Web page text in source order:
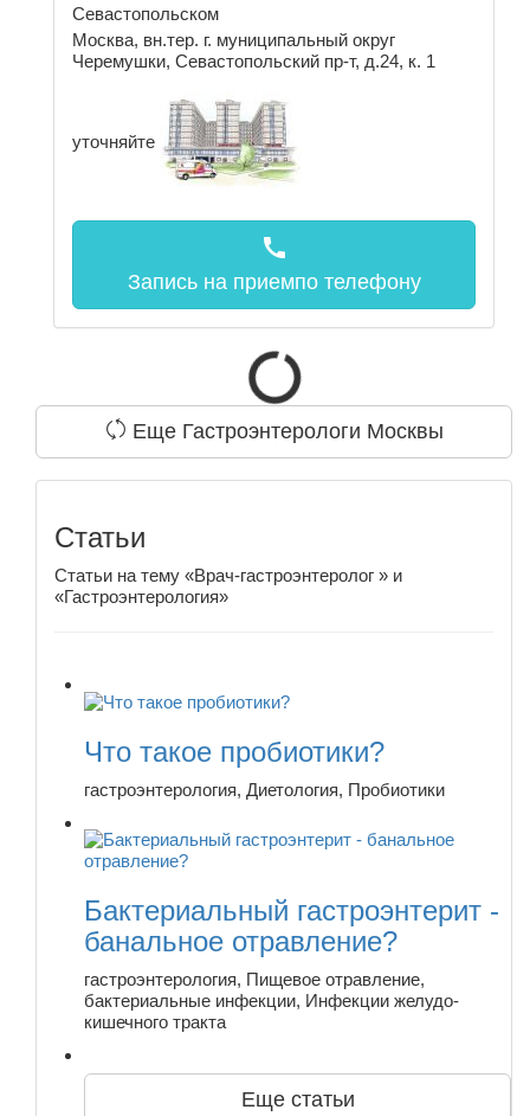
Севастопольском
Москва, вн.тер. г. муниципальный округ
Черемушки, Севастопольский пр-т, д.24, к. 1
уточняйте
call
Запись на приемпо телефону
Еще Гастроэнтерологи Москвы
Статьи
Статьи на тему «Врач-гастроэнтеролог » и
«Гастроэнтерология»
Что такое пробиотики?
гастроэнтерология, Диетология, Пробиотики
Бактериальный гастроэнтерит -
банальное отравление?
гастроэнтерология, Пищевое отравление,
бактериальные инфекции, Инфекции желудо-
кишечного тракта
Еще статьи